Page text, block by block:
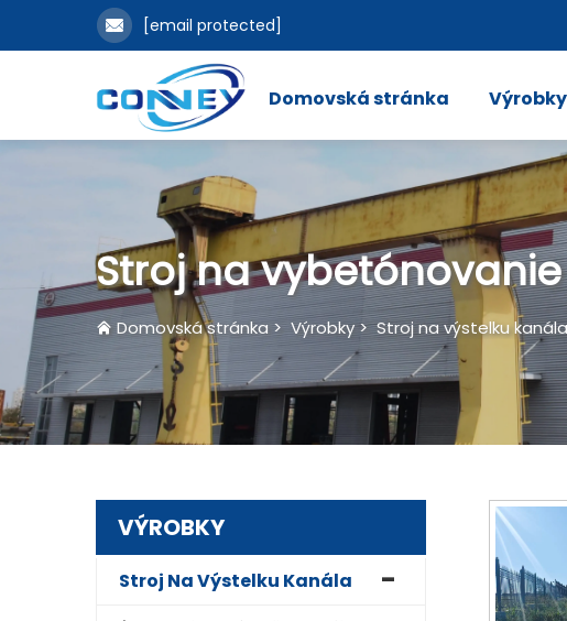
[email protected]
Domovská stránka Výrobky
Stroj na
Domovská stránka>Výrobky>Stroj na výstelku kanála
VÝROBKY
Stroj Na Výstelku Kanála